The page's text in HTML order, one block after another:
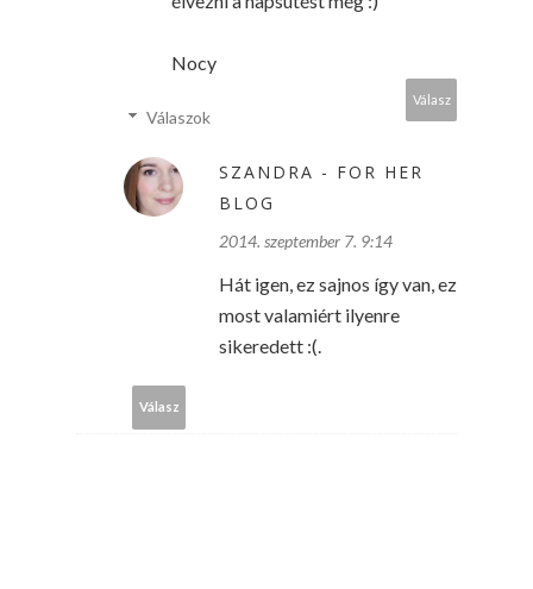
Nocy
Válasz
Válaszok
SZANDRA - FOR HER
BLOG
2014. szeptember 7. 9:14
Hát igen, ez sajnos így van, ez
most valamiért ilyenre
sikeredett :(.
Válasz